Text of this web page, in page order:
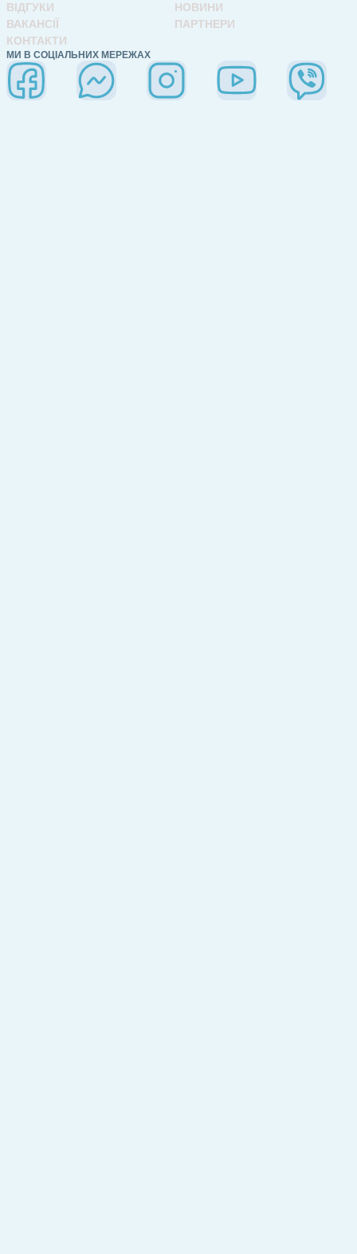
ВІДГУКИ
НОВИНИ
ВАКАНСІЇ
ПАРТНЕРИ
КОНТАКТИ
МИ В СОЦІАЛЬНИХ МЕРЕЖАХ